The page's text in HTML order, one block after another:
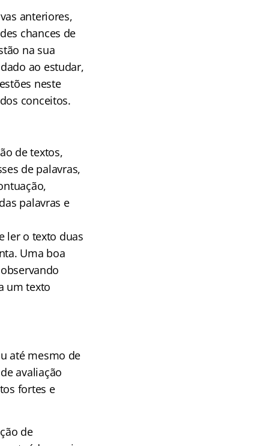
anteriores,
chances de
na sua
ao estudar,
neste
conceitos.
de textos,
de palavras,
palavras e
ler o texto duas
Uma boa
um texto
até mesmo de
avaliação
fortes e
de